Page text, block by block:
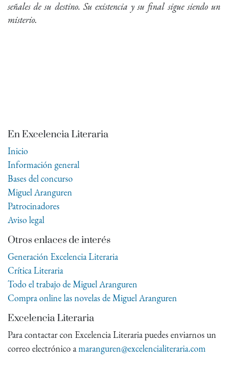
señales de su destino. Su existencia y su final sigue siendo un
misterio.
En Excelencia Literaria
Inicio
Información general
Bases del concurso
Miguel Aranguren
Patrocinadores
Aviso legal
Otros enlaces de interés
Generación Excelencia Literaria
Crítica Literaria
Todo el trabajo de Miguel Aranguren
Compra online las novelas de Miguel Aranguren
Excelencia Literaria
Para contactar con Excelencia Literaria puedes enviarnos un
correo electrónico amaranguren@excelencialiteraria.com